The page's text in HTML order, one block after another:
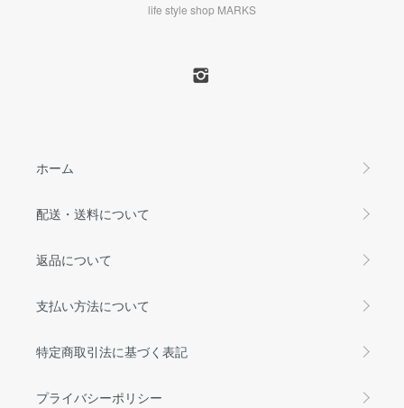
life style shop MARKS
ホーム
配送・送料について
返品について
支払い方法について
特定商取引法に基づく表記
プライバシーポリシー